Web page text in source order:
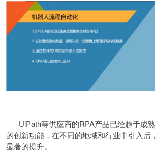
UiPath等供应商的RPA产品已经趋于成
的创新功能，在不同的地域和行业中引入后
显著的提升。